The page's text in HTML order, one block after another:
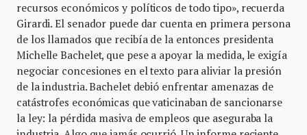
recursos económicos y políticos de todo tipo», recuerda
Girardi. El senador puede dar cuenta en primera persona
de los llamados que recibía de la entonces presidenta
Michelle Bachelet, que pese a apoyar la medida, le exigía
negociar concesiones en el texto para aliviar la presión
de la industria. Bachelet debió enfrentar amenazas de
catástrofes económicas que vaticinaban de sancionarse
la ley: la pérdida masiva de empleos que aseguraba la